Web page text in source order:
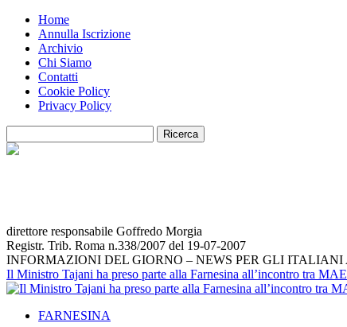
Home
Annulla Iscrizione
Archivio
Chi Siamo
Contatti
Cookie Policy
Privacy Policy
direttore responsabile Goffredo Morgia
Registr. Trib. Roma n.338/2007 del 19-07-2007
INFORMAZIONI DEL GIORNO – NEWS PER GLI ITALIANI
Il Ministro Tajani ha preso parte alla Farnesina all’incontro tra
FARNESINA